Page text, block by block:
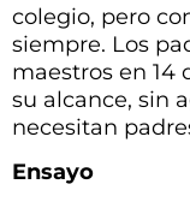
colegio, pero
siempre. Los
maestros en 14
su alcance, sin
necesitan
Ensayo